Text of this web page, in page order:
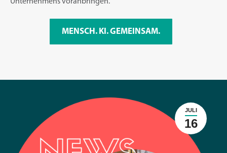
MENSCH. KI. GEMEINSAM.
JULI
16